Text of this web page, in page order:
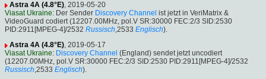
Astra 4A (4.8°E), 2019-05-20
Viasat Ukraine: Der Sender Discovery Channel ist jetzt in VeriMatrix &
VideoGuard codiert (12207.00MHz, pol.V SR:30000 FEC:2/3 SID:2530
PID:2911[MPEG-4]/2532 Russisch,2533 Englisch).
Astra 4A (4.8°E), 2019-05-17
Viasat Ukraine: Discovery Channel (England) sendet jetzt uncodiert
(12207.00MHz, pol.V SR:30000 FEC:2/3 SID:2530 PID:2911[MPEG-4]/2532
Russisch,2533 Englisch).